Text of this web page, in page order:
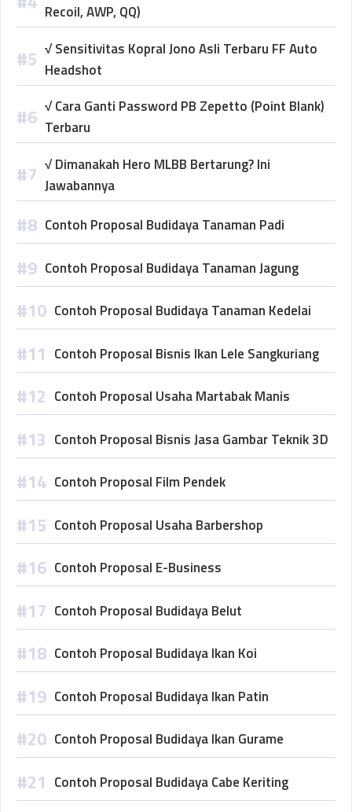
Recoil, AWP, QQ)
√ Sensitivitas Kopral Jono Asli Terbaru FF Auto
Headshot
√ Cara Ganti Password PB Zepetto (Point Blank)
Terbaru
√ Dimanakah Hero MLBB Bertarung? Ini
Jawabannya
Contoh Proposal Budidaya Tanaman Padi
Contoh Proposal Budidaya Tanaman Jagung
Contoh Proposal Budidaya Tanaman Kedelai
Contoh Proposal Bisnis Ikan Lele Sangkuriang
Contoh Proposal Usaha Martabak Manis
Contoh Proposal Bisnis Jasa Gambar Teknik 3D
Contoh Proposal Film Pendek
Contoh Proposal Usaha Barbershop
Contoh Proposal E-Business
Contoh Proposal Budidaya Belut
Contoh Proposal Budidaya Ikan Koi
Contoh Proposal Budidaya Ikan Patin
Contoh Proposal Budidaya Ikan Gurame
Contoh Proposal Budidaya Cabe Keriting